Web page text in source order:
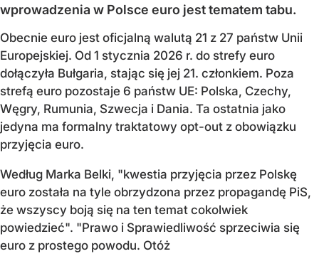
wprowadzenia w Polsce euro jest tematem tabu.
Obecnie euro jest oficjalną walutą 21 z 27 państw Unii
Europejskiej. Od 1 stycznia 2026 r. do strefy euro
dołączyła Bułgaria, stając się jej 21. członkiem. Poza
strefą euro pozostaje 6 państw UE: Polska, Czechy,
Węgry, Rumunia, Szwecja i Dania. Ta ostatnia jako
jedyna ma formalny traktatowy opt-out z obowiązku
przyjęcia euro.
Według Marka Belki, "kwestia przyjęcia przez Polskę
euro została na tyle obrzydzona przez propagandę PiS,
że wszyscy boją się na ten temat cokolwiek
powiedzieć". "Prawo i Sprawiedliwość sprzeciwia się
euro z prostego powodu. Otóż